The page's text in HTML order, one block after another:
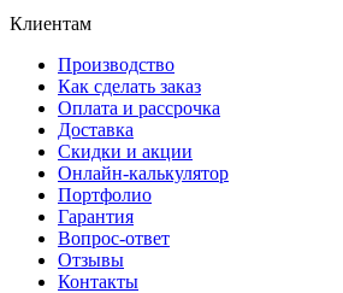
Клиентам
Производство
Как сделать заказ
Оплата и рассрочка
Доставка
Скидки и акции
Онлайн-калькулятор
Портфолио
Гарантия
Вопрос-ответ
Отзывы
Контакты